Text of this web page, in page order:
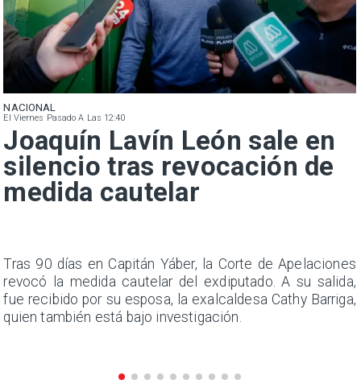
NACIONAL
El Viernes Pasado A Las 12:40
Joaquín Lavín León sale en
silencio tras revocación de
medida cautelar
Tras 90 días en Capitán Yáber, la Corte de Apelaciones
revocó la medida cautelar del exdiputado. A su salida,
fue recibido por su esposa, la exalcaldesa Cathy Barriga,
quien también está bajo investigación.